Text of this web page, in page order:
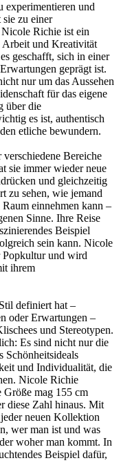
experimentieren und
sie zu einer
Richie ist ein
Arbeit und Kreativität
geschafft, sich in einer
geprägt ist.
nur um das Aussehen
für das eigene
über die
es ist, authentisch
etliche bewundern.
verschiedene Bereiche
sie immer wieder neue
und gleichzeitig
zu sehen, wie jemand
einnehmen kann –
Sinne. Ihre Reise
Beispiel
sein kann. Nicole
Popkultur und wird
ihrem
definiert hat –
oder Erwartungen –
und Stereotypen.
Es sind nicht nur die
Schönheitsideals
und Individualität, die
Nicole Richie
Größe mag 155 cm
diese Zahl hinaus. Mit
neuen Kollektion
wer man ist und was
woher man kommt. In
Beispiel dafür,